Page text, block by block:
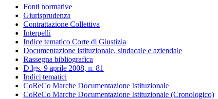
Fonti normative
Giurisprudenza
Contrattazione Collettiva
Interpelli
Indice tematico Corte di Giustizia
Documentazione istituzionale, sindacale e aziendale
Rassegna bibliografica
D.lgs. 9 aprile 2008, n. 81
Indici tematici
CoReCo Marche Documentazione Istituzionale
CoReCo Marche Documentazione Istituzionale (Cronologico)